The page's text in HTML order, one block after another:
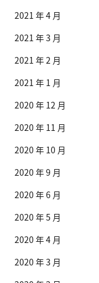
2021 年 4 月
2021 年 3 月
2021 年 2 月
2021 年 1 月
2020 年 12 月
2020 年 11 月
2020 年 10 月
2020 年 9 月
2020 年 6 月
2020 年 5 月
2020 年 4 月
2020 年 3 月